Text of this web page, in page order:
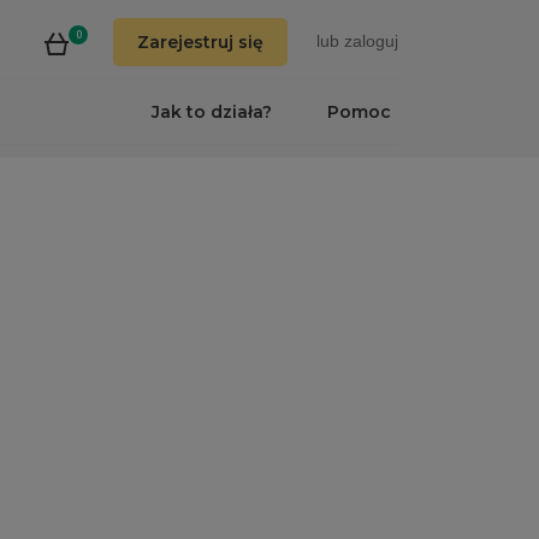
0 Zarejestruj się lub zaloguj
Pomoc
Jak to działa?